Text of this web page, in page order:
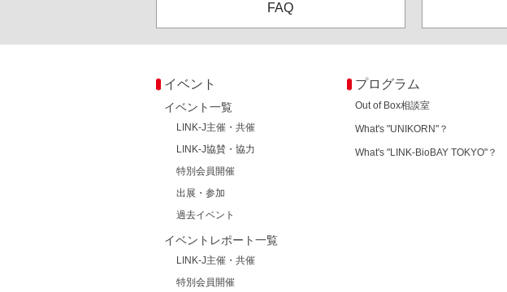
FAQ
イベント
イベント一覧
LINK-J主催・共催
LINK-J協賛・協力
特別会員開催
出展・参加
過去イベント
イベントレポート一覧
LINK-J主催・共催
特別会員開催
プログラム
Out of Box相談室
What's "UNIKORN"？
What's "LINK-BioBAY TOKYO"？